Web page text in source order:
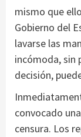
mismo que
Gobierno del
lavarse las
incómoda, sin
decisión,
convocado
censura. Los